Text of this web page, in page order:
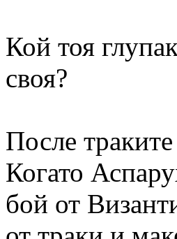
Кой тоя
своя?
После
Когато
бой от